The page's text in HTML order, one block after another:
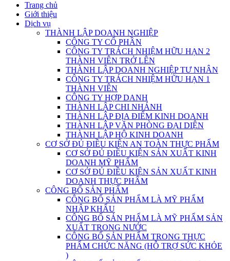
Trang chủ
Giới thiệu
Dịch vụ
THÀNH LẬP DOANH NGHIỆP
CÔNG TY CỔ PHẦN
CÔNG TY TRÁCH NHIỆM HỮU HẠN 2
THÀNH VIÊN TRỞ LÊN
THÀNH LẬP DOANH NGHIỆP TƯ NHÂN
CÔNG TY TRÁCH NHIỆM HỮU HẠN 1
THÀNH VIÊN
CÔNG TY HỢP DANH
THÀNH LẬP CHI NHÁNH
THÀNH LẬP ĐỊA ĐIỂM KINH DOANH
THÀNH LẬP VĂN PHÒNG ĐẠI DIỆN
THÀNH LẬP HỘ KINH DOANH
CƠ SỞ ĐỦ ĐIỀU KIỆN AN TOÀN THỰC PHẨM
CƠ SỞ ĐỦ ĐIỀU KIỆN SẢN XUẤT KINH
DOANH MỸ PHẨM
CƠ SỞ ĐỦ ĐIỀU KIỆN SẢN XUẤT KINH
DOANH THỰC PHẨM
CÔNG BỐ SẢN PHẨM
CÔNG BỐ SẢN PHẨM LÀ MỸ PHẨM
NHẬP KHẨU
CÔNG BỐ SẢN PHẨM LÀ MỸ PHẨM SẢN
XUẤT TRONG NƯỚC
CÔNG BỐ SẢN PHẨM TRONG THỰC
PHẨM CHỨC NĂNG (HỖ TRỢ SỨC KHỎE
)